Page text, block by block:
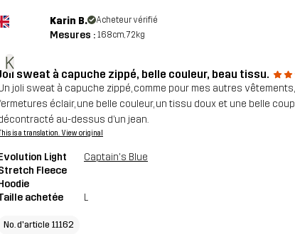
K
Karin B. Acheteur vérifié
Mesures : 168cm, 72kg
sweat à capuche zippé, belle couleur, beau tissu.
joli sweat à capuche zippé, comme pour mes autres
éclair, une belle couleur, un tissu doux et une belle
au-dessus d’un jean.
This is a translation. View original
Light
Fleece
Captain's Blue
achetée L
No. d'article 11162